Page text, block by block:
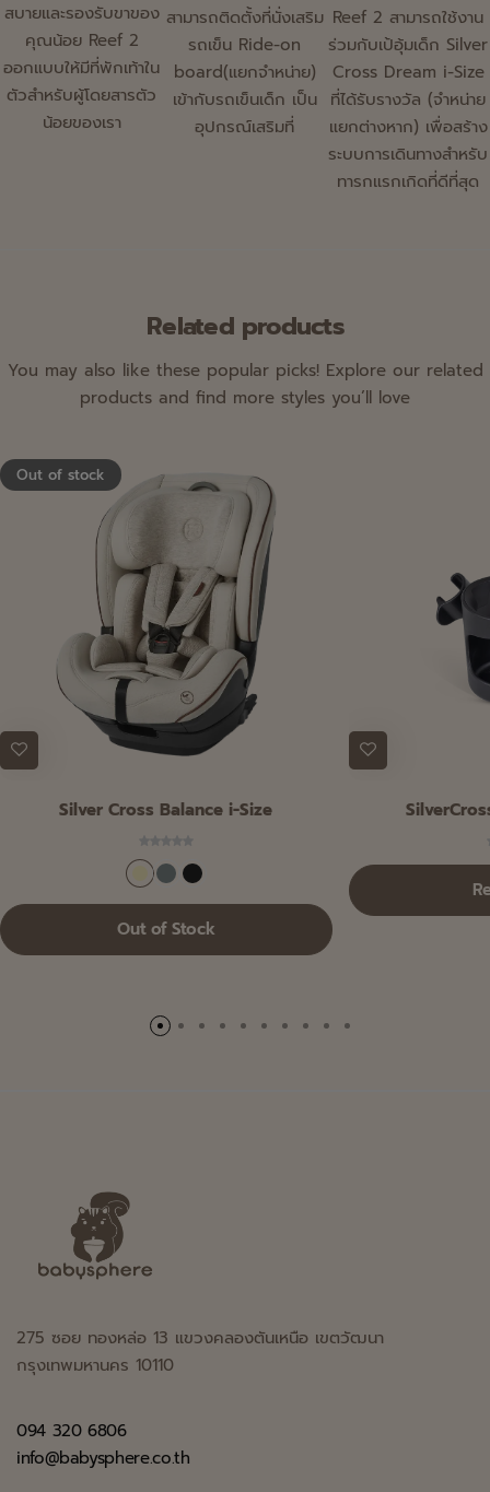
สบายและรองรับขาของ
คุณน้อย Reef 2
ออกแบบให้มีที่พักเท้าใน
ตัวสำหรับผู้โดยสารตัว
น้อยของเรา
สามารถติดตั้งที่นั่งเสริม
รถเข็น Ride-on
board(แยกจำหน่าย)
เข้ากับรถเข็นเด็ก เป็น
อุปกรณ์เสริมที่
Reef 2 สามารถใช้งาน
ร่วมกับเป้อุ้มเด็ก Silver
Cross Dream i-Size
ที่ได้รับรางวัล (จำหน่าย
แยกต่างหาก) เพื่อสร้าง
ระบบการเดินทางสำหรับ
ทารกแรกเกิดที่ดีที่สุด
Related products
You may also like these popular picks! Explore our related
products and find more styles you’ll love
Out of stock
Silver Cross Balance i-Size
Out of Stock
275 ซอย ทองหล่อ 13 แขวงคลองตันเหนือ เขตวัฒนา
กรุงเทพมหานคร 10110
094 320 6806
info@babysphere.co.th